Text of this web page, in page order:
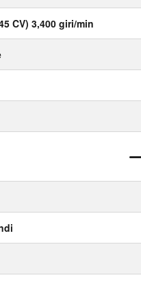
CV) 3,400 giri/min